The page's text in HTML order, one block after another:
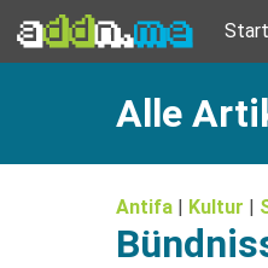
Alle
Antifa | Kultur |